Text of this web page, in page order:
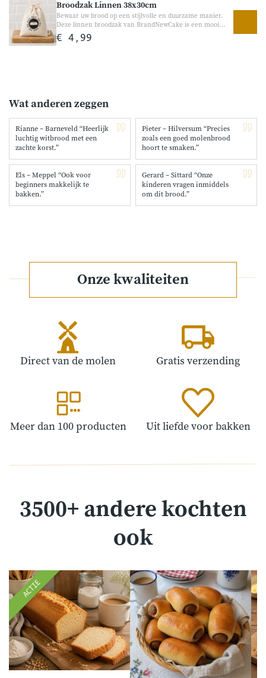
een volle en ambachtelijke smaak. Perfect voor
liefhebbers van stevig donker brood. Geschikt voor zowel
de broodbakmachine als handmatig bakken.
Broodzak Linnen 38x30cm
Bewaar uw brood op een stijlvolle en duurzame manier.
Deze linnen broodzak van BrandNewCake is een mooi
alternatief voor plastic broodzakken. De broodzak helpt
brood op een natuurlijke manier te bewaren en geeft
€ 4,99
Wat anderen zeggen
Rianne – Barneveld “Heerlijk
luchtig witbrood met een
zachte korst.”
Pieter – Hilversum “Precies
zoals een goed molenbrood
hoort te smaken.”
Els – Meppel “Ook voor
beginners makkelijk te
bakken.”
Gerard – Sittard “Onze
kinderen vragen inmiddels
om dit brood.”
Onze kwaliteiten
Direct van de molen Gratis verzending
Meer dan 100 producten Uit liefde voor bakken
3500+ andere kochten
ook
ACTIE